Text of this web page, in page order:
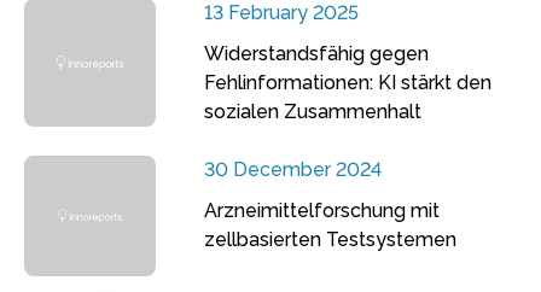
13 February 2025
Widerstandsfähig gegen
Fehlinformationen: KI stärkt den
sozialen Zusammenhalt
30 December 2024
Arzneimittelforschung mit
zellbasierten Testsystemen